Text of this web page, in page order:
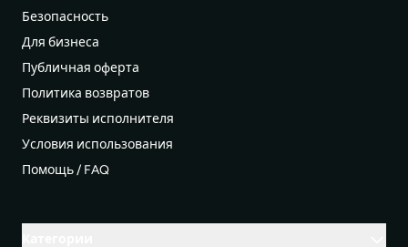
Безопасность
Для бизнеса
Публичная оферта
Политика возвратов
Реквизиты исполнителя
Условия использования
Помощь / FAQ